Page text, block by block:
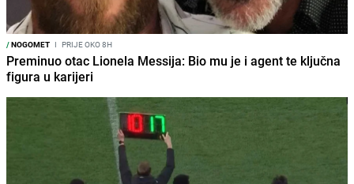
/NOGOMET I PRIJE OKO 8H
Preminuo otac Lionela Messija: Bio mu je i agent te ključna
figura u karijeri